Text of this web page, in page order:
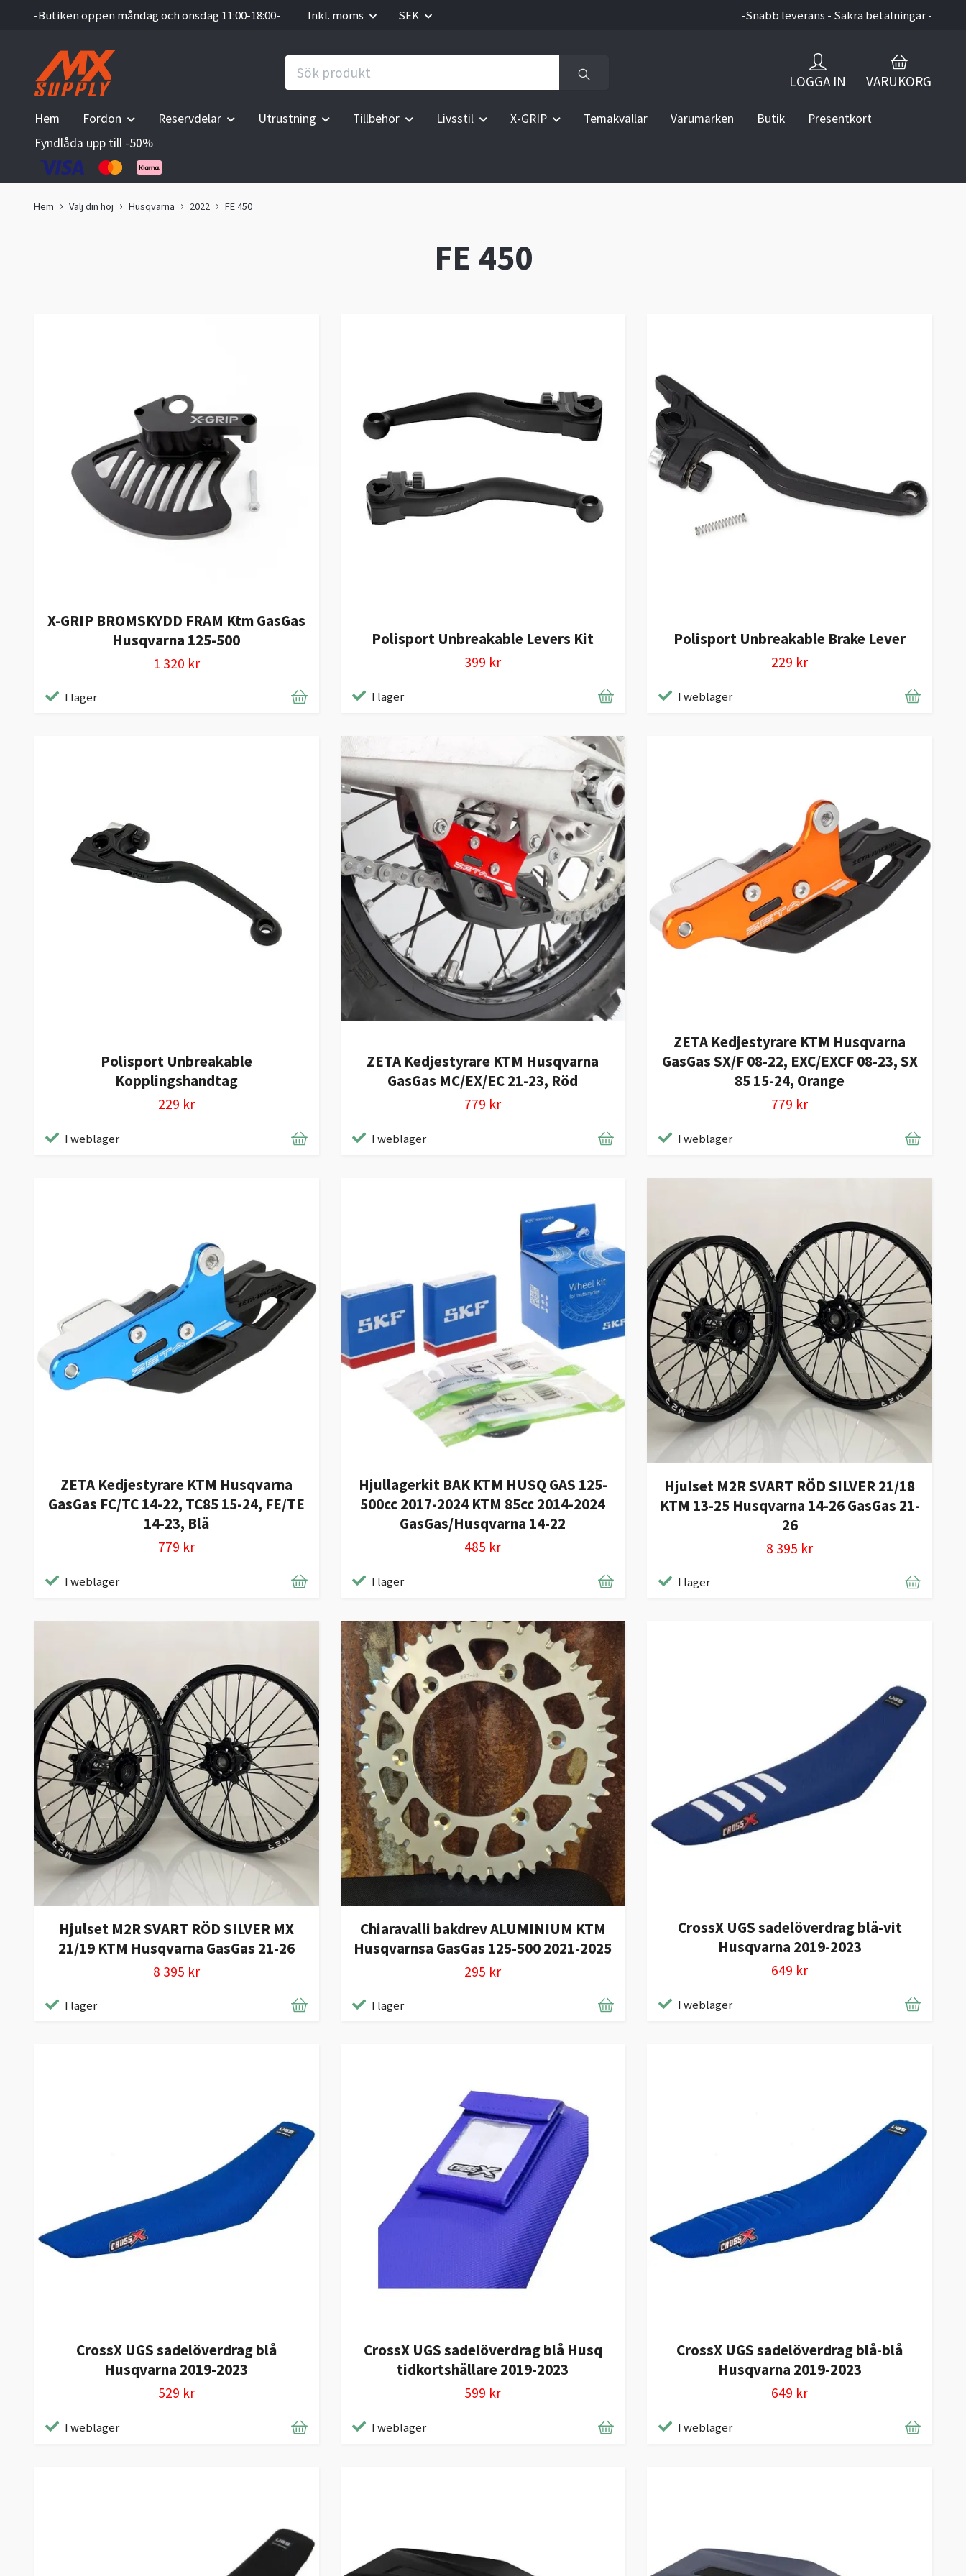
-Butiken öppen måndag och onsdag 11:00-18:00- Inkl. moms SEK -Snabb leverans - Säkra betalningar -
LOGGA IN VARUKORG
Hem Fordon Reservdelar Utrustning Tillbehör Livsstil X-GRIP Temakvällar Varumärken Butik
Presentkort
Fyndlåda upp till -50%
Hem Välj din hoj Husqvarna 2022 FE 450
FE 450
X-GRIP BROMSKYDD FRAM Ktm GasGas
Husqvarna 125-500
1 320 kr
I lager
Polisport Unbreakable Levers Kit
399 kr
I lager
Polisport Unbreakable Brake Lever
229 kr
I weblager
Polisport Unbreakable
Kopplingshandtag
229 kr
I weblager
ZETA Kedjestyrare KTM Husqvarna
GasGas MC/EX/EC 21-23, Röd
779 kr
I weblager
ZETA Kedjestyrare KTM Husqvarna
GasGas SX/F 08-22, EXC/EXCF 08-23, SX
85 15-24, Orange
779 kr
I weblager
ZETA Kedjestyrare KTM Husqvarna
GasGas FC/TC 14-22, TC85 15-24, FE/TE
14-23, Blå
779 kr
I weblager
Hjullagerkit BAK KTM HUSQ GAS 125-
500cc 2017-2024 KTM 85cc 2014-2024
GasGas/Husqvarna 14-22
485 kr
I lager
Hjulset M2R SVART RÖD SILVER 21/18
KTM 13-25 Husqvarna 14-26 GasGas 21-
26
8 395 kr
I lager
Hjulset M2R SVART RÖD SILVER MX
21/19 KTM Husqvarna GasGas 21-26
8 395 kr
I lager
Chiaravalli bakdrev ALUMINIUM KTM
Husqvarnsa GasGas 125-500 2021-2025
295 kr
I lager
CrossX UGS sadelöverdrag blå-vit
Husqvarna 2019-2023
649 kr
I weblager
CrossX UGS sadelöverdrag blå
Husqvarna 2019-2023
529 kr
I weblager
CrossX UGS sadelöverdrag blå Husq
tidkortshållare 2019-2023
599 kr
I weblager
CrossX UGS sadelöverdrag blå-blå
Husqvarna 2019-2023
649 kr
I weblager